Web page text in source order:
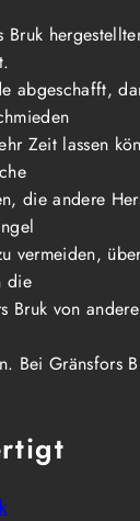
Bruk
abgeschafft,
Zeit lassen
die andere
vermeiden,
die
Bruk von
Bei Gränsfors